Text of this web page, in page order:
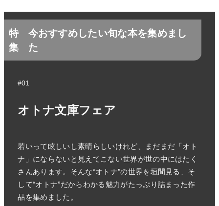
特
集
今おすすめしたい旬な本を集めまし
た
#01
オトナ文庫フェア
若いって眩しいし素晴らしいけれど、まだまだ「オト
ナ」にならないと見えてこない世界が世の中にはたく
さんあります。そんな“オトナ”の世界を垣間見る、そ
して“オトナ”だからわかる魅力がたっぷり詰まった作
品を集めました。